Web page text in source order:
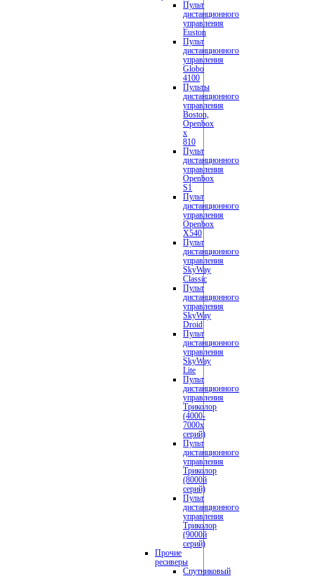
Пульт
дистанционного
управления
Euston
Пульт
дистанционного
управления
Globo
4100
Пульты
дистанционного
управления
Boston,
Openbox
x
810
Пульт
дистанционного
управления
Openbox
S1
Пульт
дистанционного
управления
Openbox
X540
Пульт
дистанционного
управления
SkyWay
Classic
Пульт
дистанционного
управления
SkyWay
Droid
Пульт
дистанционного
управления
SkyWay
Lite
Пульт
дистанционного
управления
Триколор
(4000-
7000х
серий)
Пульт
дистанционного
управления
Триколор
(8000й
серий)
Пульт
дистанционного
управления
Триколор
(9000й
серий)
Прочие
ресиверы
Спутниковый